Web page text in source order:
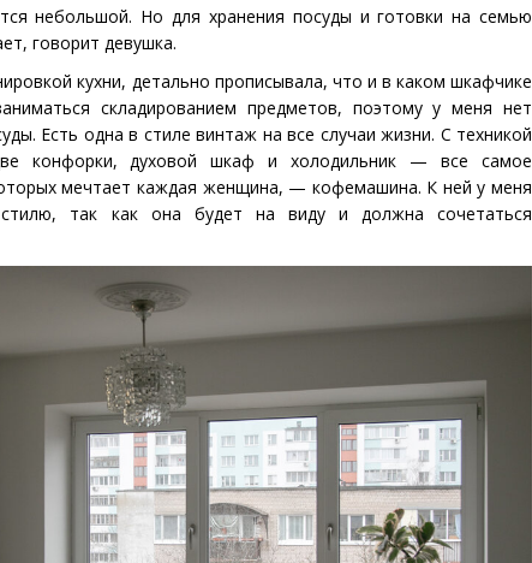
небольшой. Но для хранения посуды и готовки на семью
говорит девушка.
кухни, детально прописывала, что и в каком шкафчике
складированием предметов, поэтому у меня нет
Есть одна в стиле винтаж на все случаи жизни. С техникой
конфорки, духовой шкаф и холодильник — все самое
мечтает каждая женщина, — кофемашина. К ней у меня
так как она будет на виду и должна сочетаться